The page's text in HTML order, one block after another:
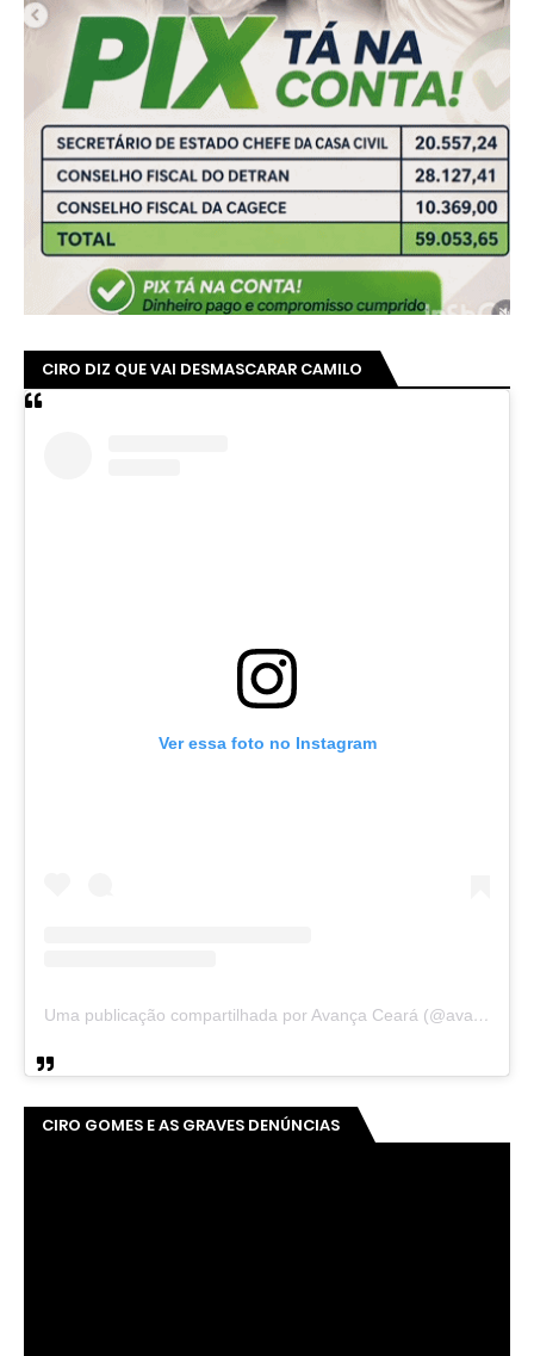
CIRO DIZ QUE VAI DESMASCARAR CAMILO
Ver essa foto no Instagram
Uma publicação compartilhada por Avança Ceará (@avancaceara)
CIRO GOMES E AS GRAVES DENÚNCIAS